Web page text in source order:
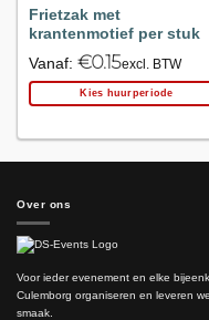
Frietzak met
krantenmotief per stuk
Vanaf: €0.15excl. BTW
Kies huurperiode
Over ons
Voor ieder evenement en elke
Culemborg organiseren en leveren
smaak.